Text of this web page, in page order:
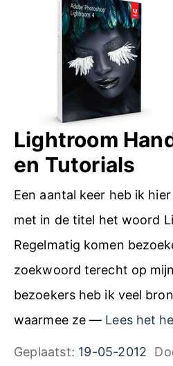
b
e
L
h
t
d
Lightroom
en Tutorials
Een aantal keer heb ik
met in de titel het woord
Regelmatig komen
zoekwoord terecht op
bezoekers heb ik veel
waarmee ze — Lees het
Geplaatst: 19-05-2012